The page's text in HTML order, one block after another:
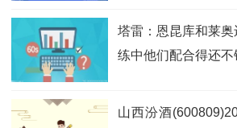
塔雷：恩昆库和莱奥
练中他们配合得还不
山西汾酒